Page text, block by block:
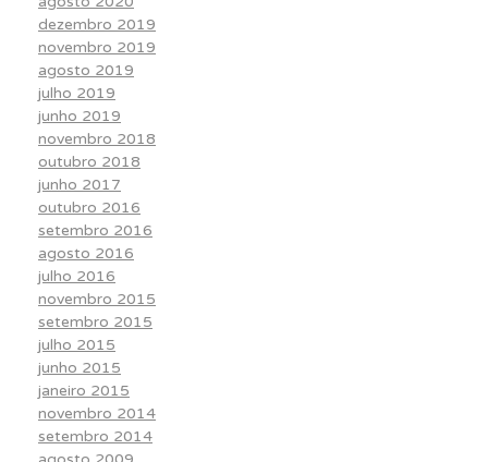
dezembro 2019
novembro 2019
agosto 2019
julho 2019
junho 2019
novembro 2018
outubro 2018
junho 2017
outubro 2016
setembro 2016
agosto 2016
julho 2016
novembro 2015
setembro 2015
julho 2015
junho 2015
janeiro 2015
novembro 2014
setembro 2014